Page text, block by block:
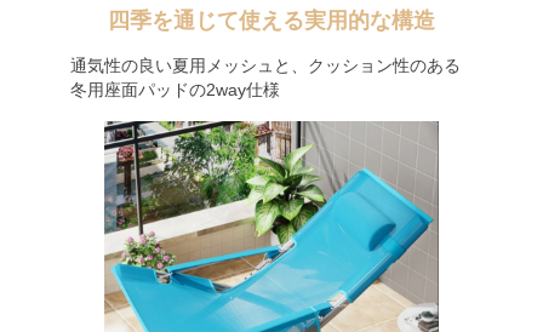
四季を通じて使える実用的な構造
通気性の良い夏用メッシュと、クッション性のある
冬用座面パッドの2way仕様